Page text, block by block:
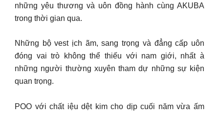
những yêu thương và uôn đồng hành cùng AKUBA
trong thời gian qua.
Những bộ vest ịch ãm, sang trọng và đẳng cấp uôn
đóng vai trò không thể thiếu với nam giới, nhất à
những người thường xuyên tham dự những sự kiện
quan trọng.
POO với chất iệu dệt kim cho dịp cuối năm vừa ấm